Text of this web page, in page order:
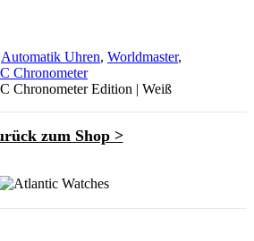
Automatik Uhren, Worldmaster,
Chronometer
Chronometer Edition | Weiß
zum Shop >